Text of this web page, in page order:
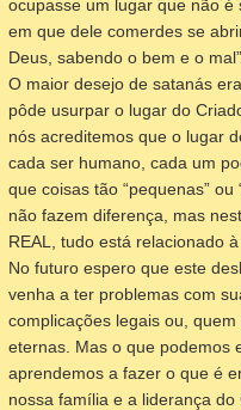
ocupasse um lugar que não é
em que dele comerdes se
Deus, sabendo o bem e o
O maior desejo de satanás
pôde usurpar o lugar do
nós acreditemos que o lugar
cada ser humano, cada um
que coisas tão “pequenas” ou
não fazem diferença, mas
REAL, tudo está relacionado
No futuro espero que este
venha a ter problemas com
complicações legais ou,
eternas. Mas o que podemos
aprendemos a fazer o que é
nossa família e a liderança